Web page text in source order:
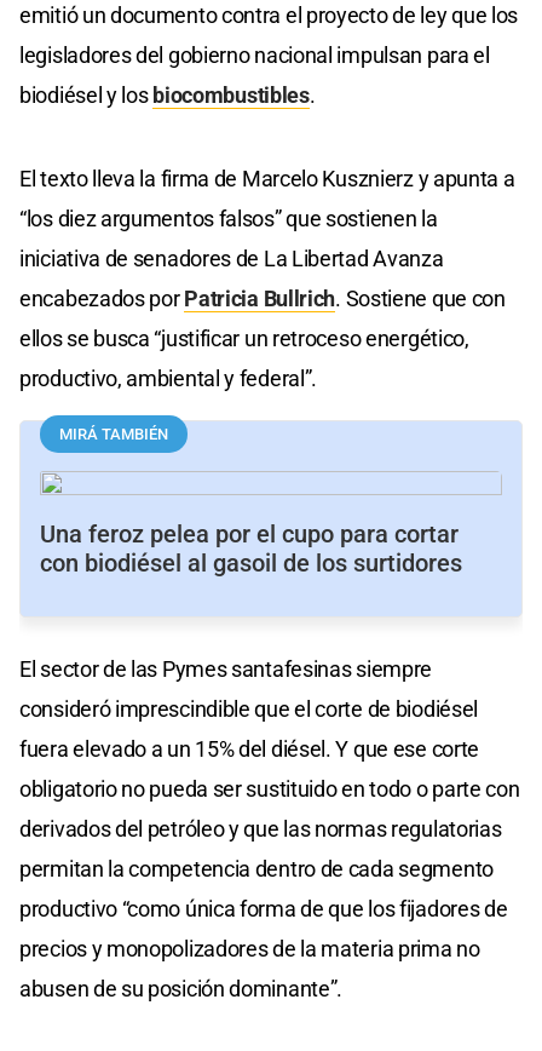
emitió un documento contra el proyecto de ley que los
legisladores del gobierno nacional impulsan para el
biodiésel y losbiocombustibles.
El texto lleva la firma de Marcelo Kusznierz y apunta a
“los diez argumentos falsos” que sostienen la
iniciativa de senadores de La Libertad Avanza
encabezados porPatricia Bullrich. Sostiene que con
ellos se busca “justificar un retroceso energético,
productivo, ambiental y federal”.
MIRÁ TAMBIÉN
Una feroz pelea por el cupo para cortar
con biodiésel al gasoil de los surtidores
El sector de las Pymes santafesinas siempre
consideró imprescindible que el corte de biodiésel
fuera elevado a un 15% del diésel. Y que ese corte
obligatorio no pueda ser sustituido en todo o parte con
derivados del petróleo y que las normas regulatorias
permitan la competencia dentro de cada segmento
productivo “como única forma de que los fijadores de
precios y monopolizadores de la materia prima no
abusen de su posición dominante”.